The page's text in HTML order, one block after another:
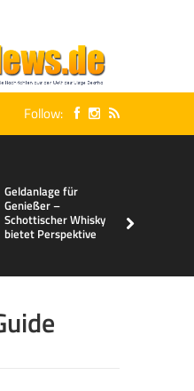
Follow:
Geldanlage für
Genießer –
Schottischer Whisky
bietet Perspektive